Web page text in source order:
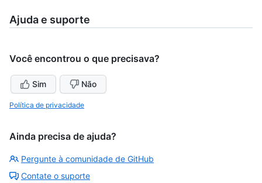
Ajuda e suporte
Você encontrou o que precisava?
Sim Não
Política de privacidade
Ainda precisa de ajuda?
Pergunte à comunidade de GitHub
Contate o suporte